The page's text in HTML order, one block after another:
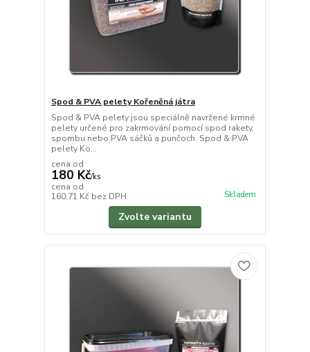
Spod & PVA pelety Kořeněná játra
Spod & PVA pelety jsou speciálně navržené krmné
pelety určené pro zakrmování pomocí spod rakety,
spombu nebo PVA sáčků a punčoch. Spod & PVA
pelety Ko...
cena od
180 Kč/ks
cena od
160,71 Kč bez DPH Skladem
Zvolte variantu